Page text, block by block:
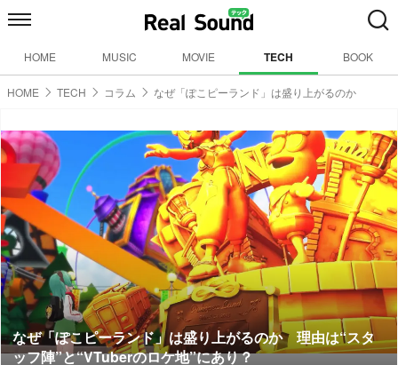
HOME MUSIC MOVIE TECH BOOK
HOME TECH コラム なぜ「ぽこピーランド」は盛り上がるのか
なぜ「ぽこピーランド」は盛り上がるのか 理由は“スタ
ッフ陣”と“VTuberのロケ地”にあり？